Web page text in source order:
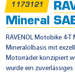
1173121
Mineral
RAVENOL Motobike 4-
Mineralölbasis mit
Motorräder konzipiert
wurde ein